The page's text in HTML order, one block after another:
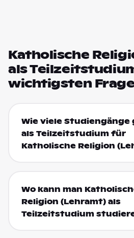
Katholische
als
wichtigsten
Wie viele Studiengänge
als Teilzeitstudium für
Katholische Religion
Wo kann man
Religion (Lehramt) als
Teilzeitstudium